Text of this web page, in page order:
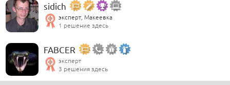
sidich
эксперт, Макеевка
1 решение здесь
FABCER
эксперт
3 решения здесь